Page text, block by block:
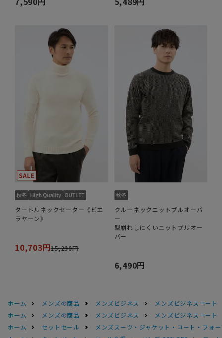
タートルネックセーター《ビエ
ラヤーン》
10,703円15,290円
クルーネックニットプルオーバ
ー
型崩れしにくいニットプルオー
バー
6,490円
ホーム メンズの商品 メンズビジネス
メンズビジネスコート
ホーム
メンズの商品 メンズビジネス
メンズビジネスコート
ホーム
セットセール
メンズスーツ・ジャケット・コート・フォ